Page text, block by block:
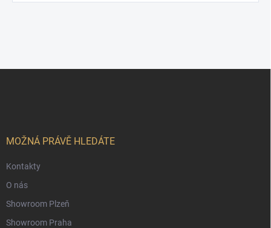
MOŽNÁ PRÁVĚ HLEDÁTE
Kontakty
O nás
Showroom Plzeň
Showroom Praha